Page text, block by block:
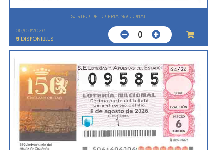
SORTEO DE LOTERIA NACIONAL
08/08/2026
9 DISPONIBLES 0